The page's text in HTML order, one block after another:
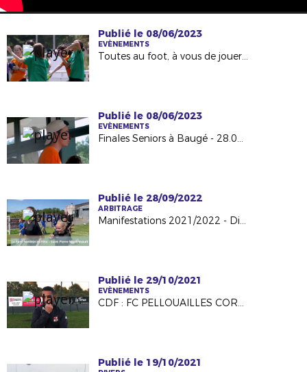
Publié le 08/06/2023
EVÈNEMENTS
Toutes au foot, à vous de jouer les filles ! 31.05.2023
Publié le 08/06/2023
EVÈNEMENTS
Finales Seniors à Baugé - 28.05.2023
Publié le 28/09/2022
ARBITRAGE
Manifestations 2021/2022 - District de Football de Maine et Loire
Publié le 29/10/2021
EVÈNEMENTS
CDF : FC PELLOUAILLES CORZE, LE PETIT POUCET DE CE 6EME TOUR
Publié le 19/10/2021